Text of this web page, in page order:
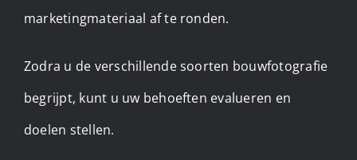
marketingmateriaal af te ronden.
Zodra u de verschillende soorten bouwfotografie
begrijpt, kunt u uw behoeften evalueren en
doelen stellen.